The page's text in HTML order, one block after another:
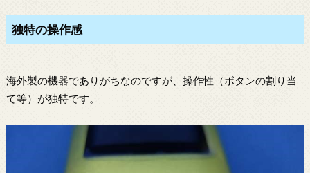
独特の操作感
海外製の機器でありがちなのですが、操作性（ボタンの割り当
て等）が独特です。